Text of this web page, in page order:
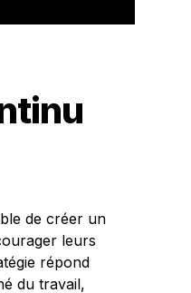
de créer un
leurs
répond
du travail,